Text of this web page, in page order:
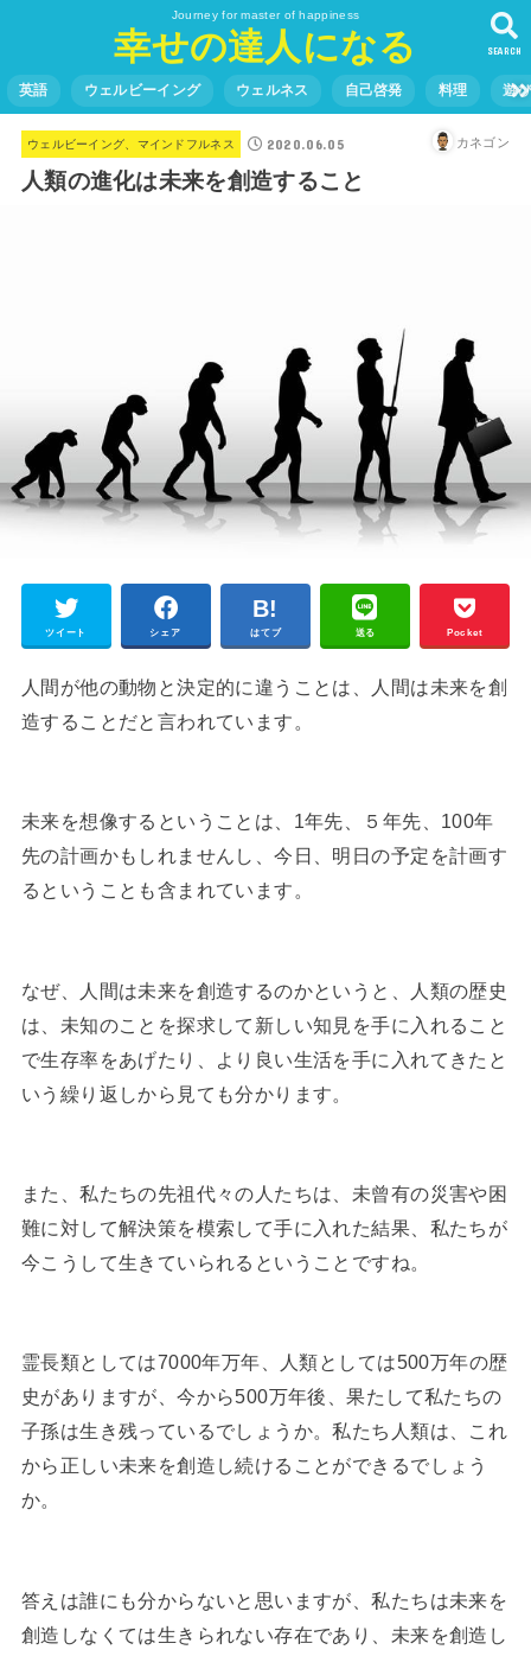
Journey for master of happiness
幸せの達人になる SEARCH
英語 ウェルビーイング ウェルネス 自己啓発 料理 遊
ウェルビーイング、マインドフルネス 2020.06.05 カネゴン
人類の進化は未来を創造すること
ツイート シェア はてブ 送る Pocket
人間が他の動物と決定的に違うことは、人間は未来を創
造することだと言われています。
未来を想像するということは、1年先、５年先、100年
先の計画かもしれませんし、今日、明日の予定を計画す
るということも含まれています。
なぜ、人間は未来を創造するのかというと、人類の歴史
は、未知のことを探求して新しい知見を手に入れること
で生存率をあげたり、より良い生活を手に入れてきたと
いう繰り返しから見ても分かります。
また、私たちの先祖代々の人たちは、未曾有の災害や困
難に対して解決策を模索して手に入れた結果、私たちが
今こうして生きていられるということですね。
霊長類としては7000年万年、人類としては500万年の歴
史がありますが、今から500万年後、果たして私たちの
子孫は生き残っているでしょうか。私たち人類は、これ
から正しい未来を創造し続けることができるでしょう
か。
答えは誰にも分からないと思いますが、私たちは未来を
創造しなくては生きられない存在であり、未来を創造し